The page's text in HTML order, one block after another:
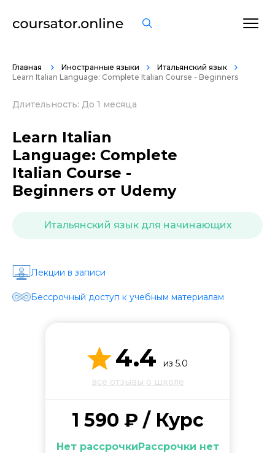
Главная Иностранные языки
Итальянский язык
Learn Italian Language: Complete Italian Course - Beginners
Длительность: До 1 месяца
Learn Italian
Language: Complete
Italian Course -
Beginners от Udemy
Итальянский язык для начинающих
Лекции в записи
Бессрочный доступ к учебным материалам
4.4
из 5.0
все отзывы о школе
1 590 ₽ / Курс
Нет рассрочкиРассрочки нет
Стоимость *
Программа обучения *
Уровень организации *